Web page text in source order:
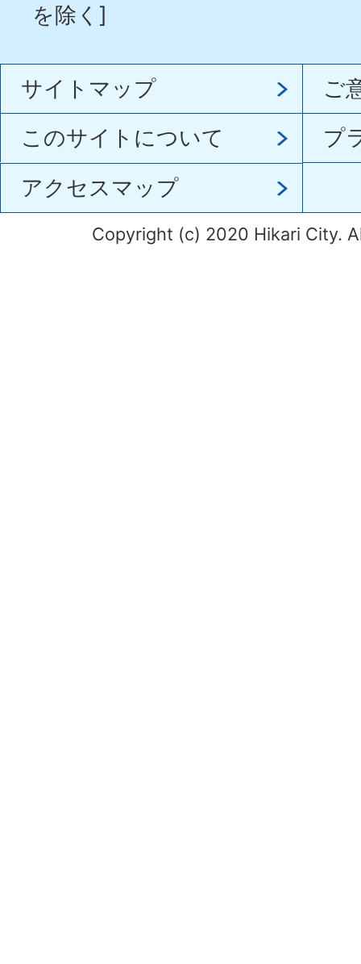
を除く]
サイトマップ
ご
このサイトについて
プ
アクセスマップ
Copyright (c) 2020 Hikari City.